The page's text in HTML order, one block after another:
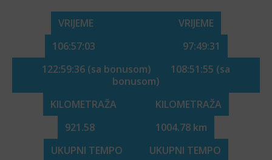
VRIJEME VRIJEME
106:57:03 97:49:31
122:59:36 (sa bonusom) 108:51:55 (sa
bonusom)
KILOMETRAŽA KILOMETRAŽA
921.58 1004.78 km
UKUPNI TEMPO UKUPNI TEMPO